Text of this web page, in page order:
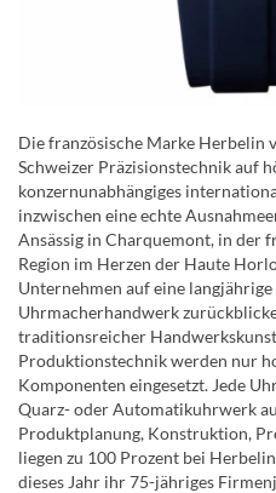
Die französische Marke Herbelin
Schweizer Präzisionstechnik auf
konzernunabhängiges
inzwischen eine echte
Ansässig in Charquemont, in der
Region im Herzen der Haute
Unternehmen auf eine
Uhrmacherhandwerk
traditionsreicher
Produktionstechnik werden nur
Komponenten eingesetzt. Jede
Quarz- oder Automatikuhrwerk
Produktplanung, Konstruktion,
liegen zu 100 Prozent bei
dieses Jahr ihr 75-jähriges